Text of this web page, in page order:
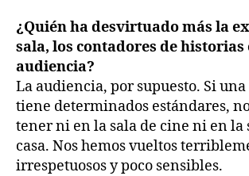
¿Quién ha desvirtuado más la
sala, los contadores de historias
audiencia?
La audiencia, por supuesto. Si
tiene determinados estándares,
tener ni en la sala de cine ni en la
casa. Nos hemos vueltos
irrespetuosos y poco sensibles.